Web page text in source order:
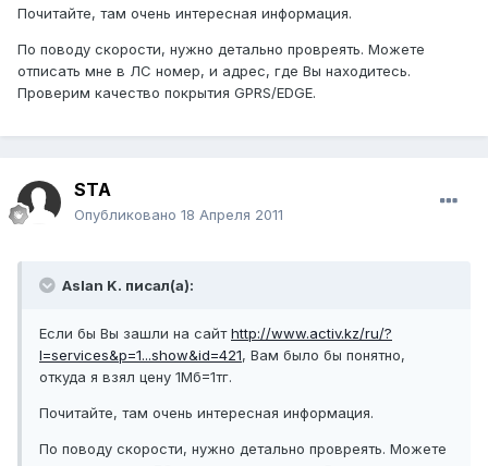
Почитайте, там очень интересная информация.
По поводу скорости, нужно детально провреять. Можете
отписать мне в ЛС номер, и адрес, где Вы находитесь.
Проверим качество покрытия GPRS/EDGE.
STA
Опубликовано 18 Апреля 2011
Aslan K. писал(а):
Если бы Вы зашли на сайтhttp://www.activ.kz/ru/?
l=services&p=1...show&id=421, Вам было бы понятно,
откуда я взял цену 1Мб=1тг.
Почитайте, там очень интересная информация.
По поводу скорости, нужно детально провреять. Можете